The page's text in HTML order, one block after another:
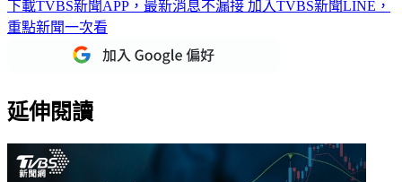
下載TVBS新聞APP，最新消息不漏接
重點新聞一次看